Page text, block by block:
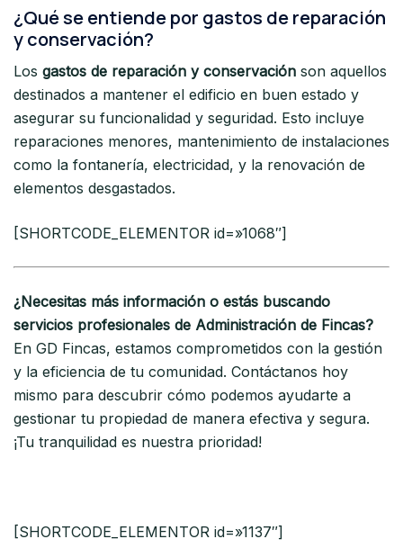
¿Qué se entiende por gastos de reparación
y conservación?
Los gastos de reparación y conservación son aquellos
destinados a mantener el edificio en buen estado y
asegurar su funcionalidad y seguridad. Esto incluye
reparaciones menores, mantenimiento de instalaciones
como la fontanería, electricidad, y la renovación de
elementos desgastados.
[SHORTCODE_ELEMENTOR id=»1068″]
¿Necesitas más información o estás buscando
servicios profesionales de Administración de Fincas?
En GD Fincas, estamos comprometidos con la gestión
y la eficiencia de tu comunidad. Contáctanos hoy
mismo para descubrir cómo podemos ayudarte a
gestionar tu propiedad de manera efectiva y segura.
¡Tu tranquilidad es nuestra prioridad!
[SHORTCODE_ELEMENTOR id=»1137″]